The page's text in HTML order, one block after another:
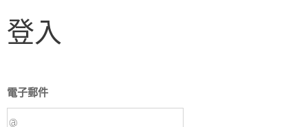
登入
電子郵件